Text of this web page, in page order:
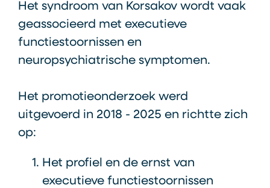
Het syndroom van Korsakov wordt vaak
geassocieerd met executieve
functiestoornissen en
neuropsychiatrische symptomen.
Het promotieonderzoek werd
uitgevoerd in 2018 - 2025 en richtte zich
op:
Het profiel en de ernst van
executieve functiestoornissen